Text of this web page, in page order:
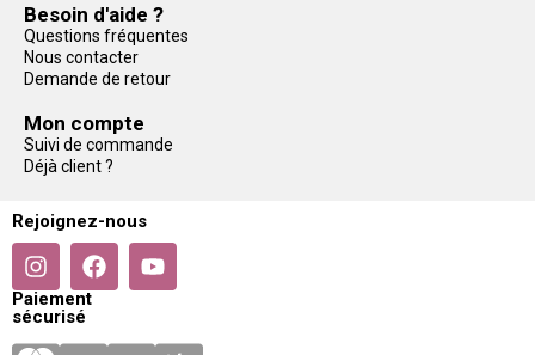
Besoin d'aide ?
Questions fréquentes
Nous contacter
Demande de retour
Mon compte
Suivi de commande
Déjà client ?
Rejoignez-nous
Paiement
sécurisé